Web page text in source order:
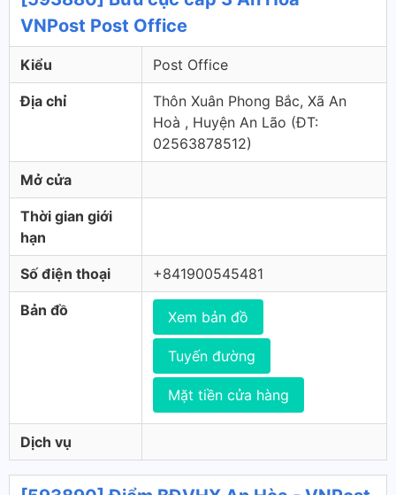
VNPost Post Office
Kiểu Post Office
Địa chỉ
Thôn Xuân Phong Bắc, Xã An
Hoà , Huyện An Lão (ÐT:
02563878512)
Mở cửa
Thời gian giới
hạn
Số điện thoại +841900545481
Bản đồ Xem bản đồ
Tuyến đường
Mặt tiền cửa hàng
Dịch vụ